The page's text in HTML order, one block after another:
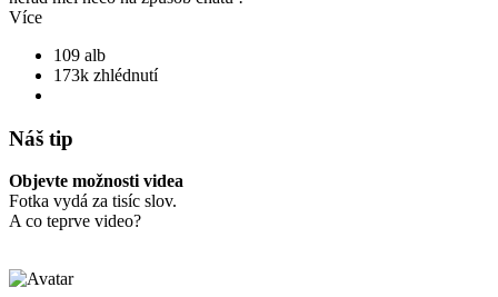
Více
109 alb
173k zhlédnutí
Náš tip
Objevte možnosti videa
Fotka vydá za tisíc slov.
A co teprve video?